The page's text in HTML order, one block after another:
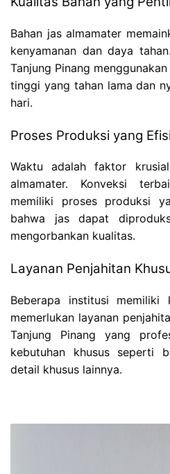
Bahan jas almamater
kenyamanan dan daya
Tanjung Pinang
tinggi yang tahan lama dan
hari.
Proses Produksi yang
Waktu adalah faktor
almamater. Konveksi
memiliki proses produksi
bahwa jas dapat
mengorbankan kualitas.
Layanan Penjahitan
Beberapa institusi memiliki
memerlukan layanan
Tanjung Pinang yang
kebutuhan khusus seperti
detail khusus lainnya.